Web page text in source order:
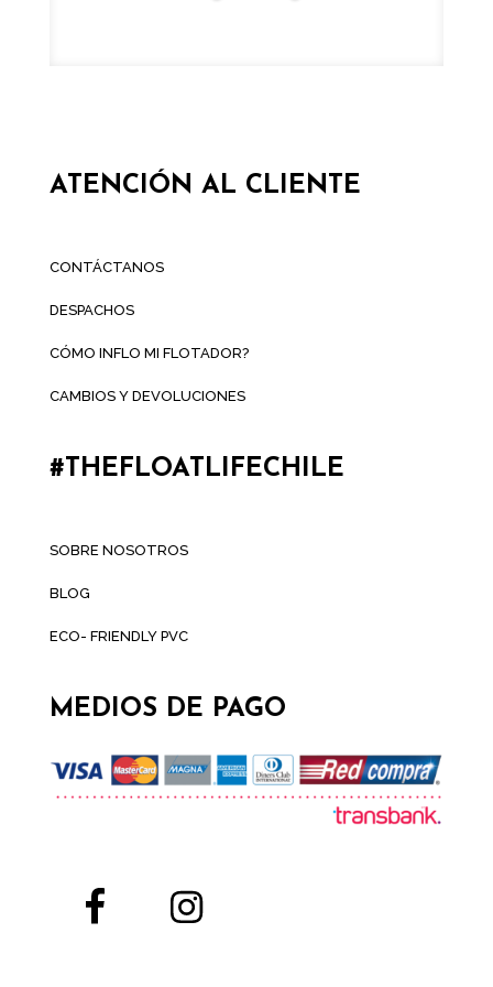
ATENCIÓN AL CLIENTE
CONTÁCTANOS
DESPACHOS
CÓMO INFLO MI FLOTADOR?
CAMBIOS Y DEVOLUCIONES
#THEFLOATLIFECHILE
SOBRE NOSOTROS
BLOG
ECO- FRIENDLY PVC
MEDIOS DE PAGO